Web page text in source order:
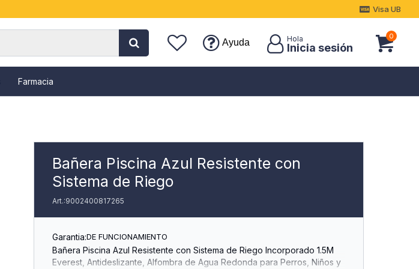
Farmacia
Ayuda
0
Visa UB
Bañera Piscina Azul Resistente con
Sistema de Riego
9002400817265
Garantia:DE FUNCIONAMIENTO
Bañera Piscina Azul Resistente con Sistema de Riego Incorporado 1.5M
Everest, Antideslizante, Alfombra de Agua Redonda para Perros, Niños y